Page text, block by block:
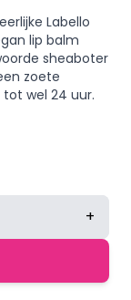
Labello
lip balm
sheaboter
zoete
wel 24 uur.
+